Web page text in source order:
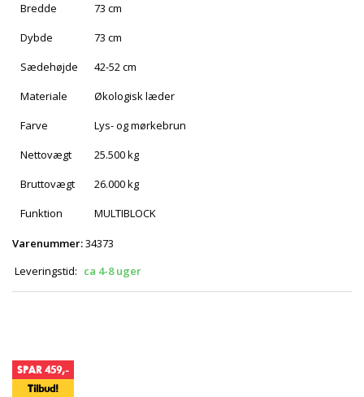
Bredde
73 cm
Dybde
73 cm
Sædehøjde
42-52 cm
Materiale
Økologisk læder
Farve
Lys- og mørkebrun
Nettovægt
25.500 kg
Bruttovægt
26.000 kg
Funktion
MULTIBLOCK
Varenummer:34373
Leveringstid: ca 4-8 uger
SPAR 459,-
Tilbud!